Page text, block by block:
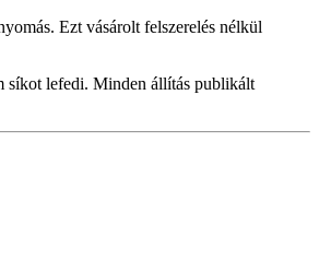
Ezt vásárolt felszerelés nélkül
síkot lefedi. Minden állítás publikált